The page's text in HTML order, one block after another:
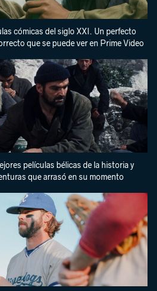
cómicas del siglo XXI. Un perfecto
que se puede ver en Prime Video
películas bélicas de la historia y
que arrasó en su momento